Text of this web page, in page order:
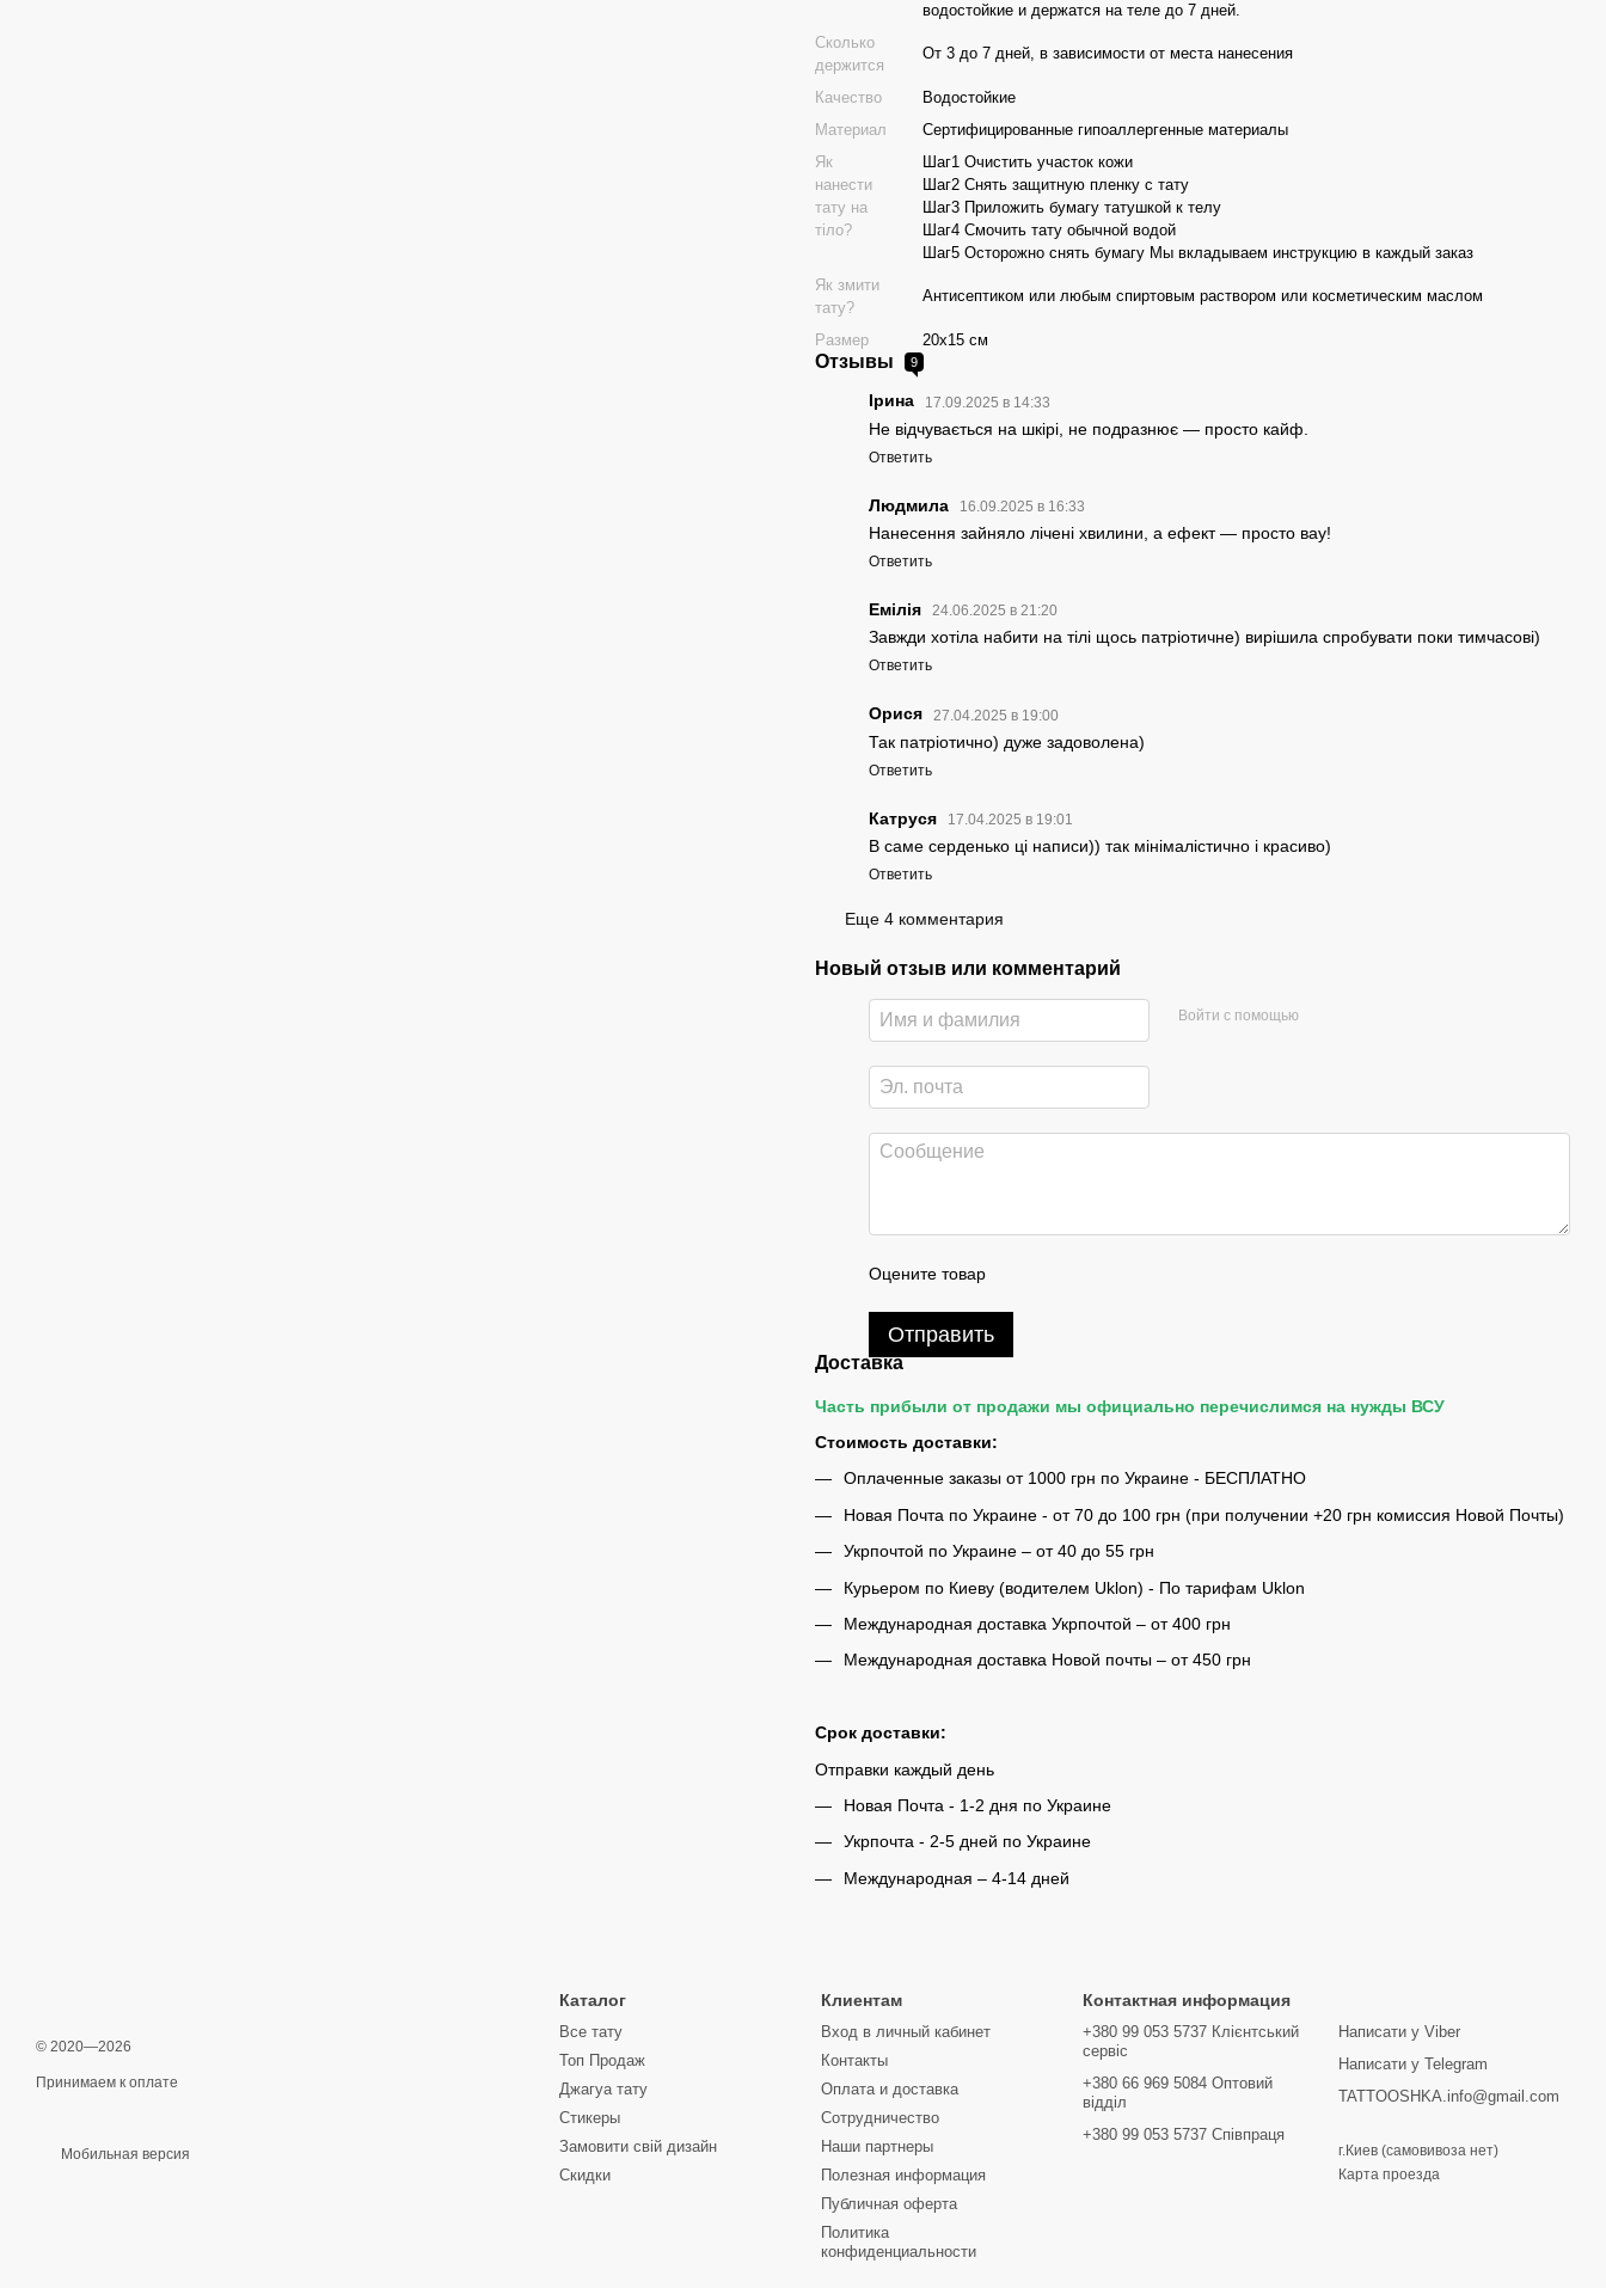
водостойкие и держатся на теле до 7 дней.
Сколько
держится
От 3 до 7 дней, в зависимости от места нанесения
Качество
Водостойкие
Материал
Сертифицированные гипоаллергенные материалы
Як
нанести
тату на
тіло?
Шаг1 Очистить участок кожи
Шаг2 Снять защитную пленку с тату
Шаг3 Приложить бумагу татушкой к телу
Шаг4 Смочить тату обычной водой
Шаг5 Осторожно снять бумагу Мы вкладываем инструкцию в каждый заказ
Як змити
тату?
Антисептиком или любым спиртовым раствором или косметическим маслом
Размер 20х15 см
Отзывы 9
Ірина 17.09.2025 в 14:33
Не відчувається на шкірі, не подразнює — просто кайф.
Ответить
Людмила 16.09.2025 в 16:33
Нанесення зайняло лічені хвилини, а ефект — просто вау!
Ответить
Емілія 24.06.2025 в 21:20
Завжди хотіла набити на тілі щось патріотичне) вирішила спробувати поки тимчасові)
Ответить
Орися 27.04.2025 в 19:00
Так патріотично) дуже задоволена)
Ответить
Катруся 17.04.2025 в 19:01
В саме серденько ці написи)) так мінімалістично і красиво)
Ответить
Еще 4 комментария
Новый отзыв или комментарий
Войти с помощью
Оцените товар
Отправить
Доставка
Часть прибыли от продажи мы официально перечислимся на нужды ВСУ
Стоимость доставки:
Оплаченные заказы от 1000 грн по Украине - БЕСПЛАТНО
Новая Почта по Украине - от 70 до 100 грн (при получении +20 грн комиссия Новой Почты)
Укрпочтой по Украине – от 40 до 55 грн
Курьером по Киеву (водителем Uklon) - По тарифам Uklon
Международная доставка Укрпочтой – от 400 грн
Международная доставка Новой почты – от 450 грн
Срок доставки:
Отправки каждый день
Новая Почта - 1-2 дня по Украине
Укрпочта - 2-5 дней по Украине
Международная – 4-14 дней
© 2020—2026
Принимаем к оплате
Мобильная версия
Каталог
Все тату
Топ Продаж
Джагуа тату
Стикеры
Замовити свій дизайн
Скидки
Клиентам
Вход в личный кабинет
Контакты
Оплата и доставка
Сотрудничество
Наши партнеры
Полезная информация
Публичная оферта
Политика
конфиденциальности
Контактная информация
+380 99 053 5737 Клієнтський
сервіс
+380 66 969 5084 Оптовий
відділ
+380 99 053 5737 Співпраця
Написати у Viber
Написати у Telegram
TATTOOSHKA.info@gmail.com
г.Киев (самовивоза нет)
Карта проезда